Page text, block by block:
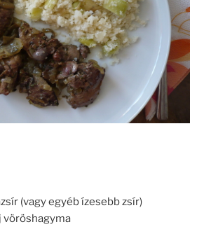
(vagy egyéb ízesebb zsír)
vöröshagyma